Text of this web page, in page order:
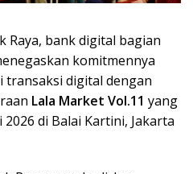
Raya, bank digital bagian
komitmennya
transaksi digital dengan
Lala Market Vol.11 yang
di Balai Kartini, Jakarta